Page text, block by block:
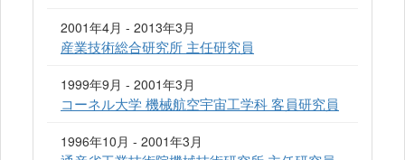
2001年4月 - 2013年3月
産業技術総合研究所 主任研究員
1999年9月 - 2001年3月
コーネル大学 機械航空宇宙工学科 客員研究員
1996年10月 - 2001年3月